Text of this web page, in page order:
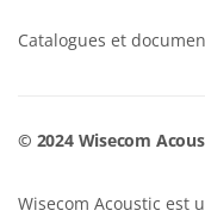
Catalogues et
© 2024 Wisecom
Wisecom Acoustic est